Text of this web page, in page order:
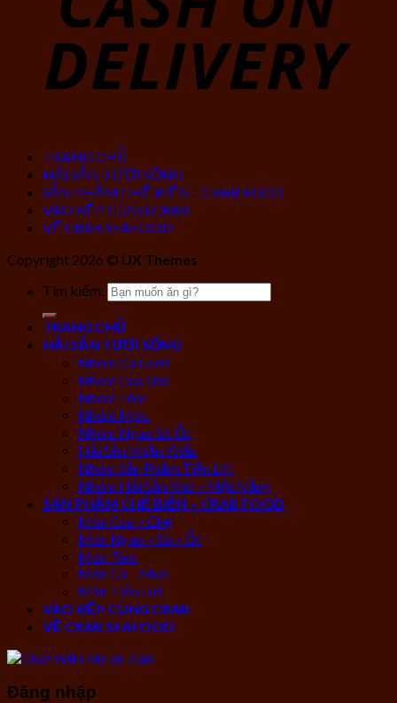
TRANG CHỦ
HẢI SẢN TƯƠI SỐNG
SẢN PHẨM CHẾ BIẾN – CRAB FOOD
VÀO BẾP CÙNG CRAB
VỀ CRAB SEAFOOD
Copyright 2026 © UX Themes
Tìm kiếm:
TRANG CHỦ
HẢI SẢN TƯƠI SỐNG
Nhóm Cá Lưới
Nhóm Cua Ghẹ
Nhóm Tôm
Nhóm Mực
Nhóm Ngao Sò Ốc
Hải Sản Nhập Khẩu
Nhóm Sản Phẩm Tiện Lợi
Nhóm Hải Sản Khô – Một Nắng
SẢN PHẨM CHẾ BIẾN – CRAB FOOD
Món Cua – Ghẹ
Món Ngao – Sò – Ốc
Món Tôm
Món Cá – Mực
Món Tiện Lợi
VÀO BẾP CÙNG CRAB
VỀ CRAB SEAFOOD
Đăng nhập